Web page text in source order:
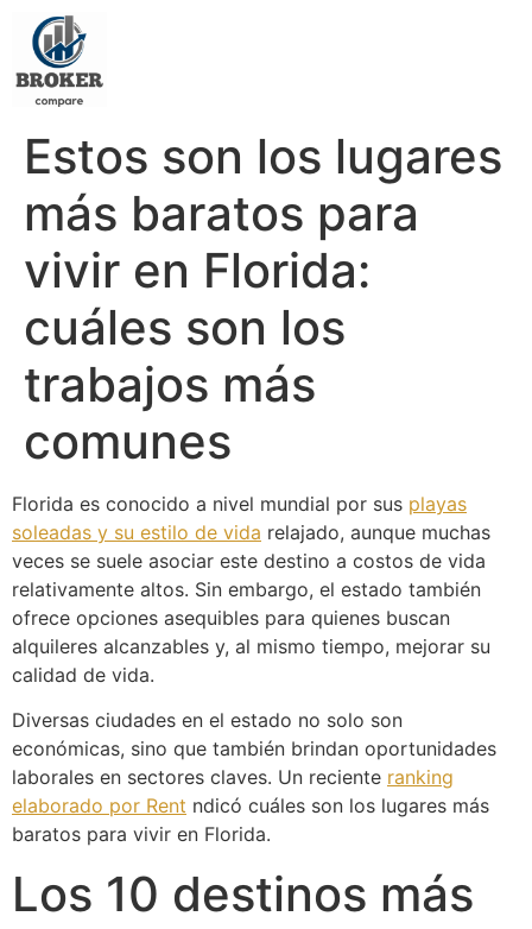
Estos son los lugares
más baratos para
vivir en Florida:
cuáles son los
trabajos más
comunes
Florida es conocido a nivel mundial por sus playas
soleadas y su estilo de vida relajado, aunque muchas
veces se suele asociar este destino a costos de vida
relativamente altos. Sin embargo, el estado también
ofrece opciones asequibles para quienes buscan
alquileres alcanzables y, al mismo tiempo, mejorar su
calidad de vida.
Diversas ciudades en el estado no solo son
económicas, sino que también brindan oportunidades
laborales en sectores claves. Un reciente ranking
elaborado por Rent ndicó cuáles son los lugares más
baratos para vivir en Florida.
Los 10 destinos más